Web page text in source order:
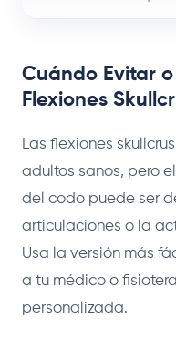
Cuándo Evitar
Flexiones
Las flexiones
adultos sanos, pero
del codo puede ser
articulaciones o la
Usa la versión más
a tu médico o
personalizada.